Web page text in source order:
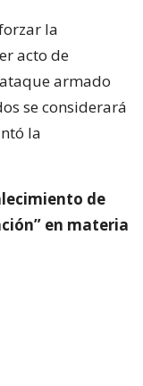
la
acto de
armado
se considerará
la
de
en materia